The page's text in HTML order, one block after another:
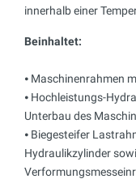
innerhalb einer
Beinhaltet:
⦁ Maschinenrahmen
⦁ Hochleistungs-
Unterbau des
⦁ Biegesteifer
Hydraulikzylinder